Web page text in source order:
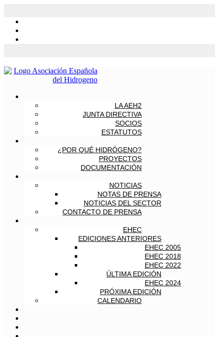
LA AEH2
JUNTA DIRECTIVA
SOCIOS
ESTATUTOS
¿POR QUÉ HIDRÓGENO?
PROYECTOS
DOCUMENTACIÓN
NOTICIAS
NOTAS DE PRENSA
NOTICIAS DEL SECTOR
CONTACTO DE PRENSA
EHEC
EDICIONES ANTERIORES
EHEC 2005
EHEC 2018
EHEC 2022
ÚLTIMA EDICIÓN
EHEC 2024
PRÓXIMA EDICIÓN
CALENDARIO